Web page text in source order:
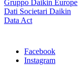
Gruppo Daikin Europe
Dati Societari Daikin
Data Act
Facebook
Instagram